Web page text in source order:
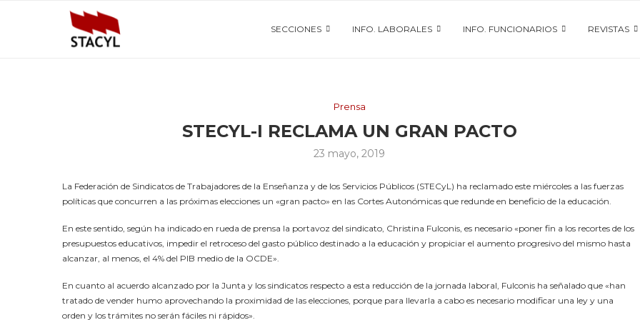
SECCIONES INFO. LABORALES INFO. FUNCIONARIOS REVISTAS
Prensa
STECYL-I RECLAMA UN GRAN PACTO
23 mayo, 2019
La Federación de Sindicatos de Trabajadores de la Enseñanza y de los Servicios Públicos (STECyL) ha reclamado este miércoles a las fuerzas
políticas que concurren a las próximas elecciones un «gran pacto» en las Cortes Autonómicas que redunde en beneficio de la educación.
En este sentido, según ha indicado en rueda de prensa la portavoz del sindicato, Christina Fulconis, es necesario «poner fin a los recortes de los
presupuestos educativos, impedir el retroceso del gasto público destinado a la educación y propiciar el aumento progresivo del mismo hasta
alcanzar, al menos, el 4% del PIB medio de la OCDE».
En cuanto al acuerdo alcanzado por la Junta y los sindicatos respecto a esta reducción de la jornada laboral, Fulconis ha señalado que «han
tratado de vender humo aprovechando la proximidad de las elecciones, porque para llevarla a cabo es necesario modificar una ley y una
orden y los trámites no serán fáciles ni rápidos».